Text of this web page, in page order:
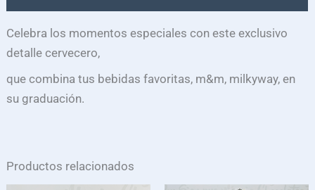
Celebra los momentos especiales con este exclusivo
detalle cervecero,
que combina tus bebidas favoritas, m&m, milkyway, en
su graduación.
Productos relacionados